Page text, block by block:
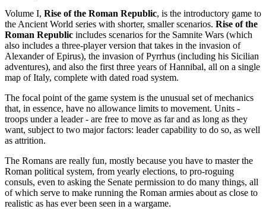
Volume I, Rise of the Roman Republic, is the introductory game to
the Ancient World series with shorter, smaller scenarios. Rise of the
Roman Republic includes scenarios for the Samnite Wars (which
also includes a three-player version that takes in the invasion of
Alexander of Epirus), the invasion of Pyrrhus (including his Sicilian
adventures), and also the first three years of Hannibal, all on a single
map of Italy, complete with dated road system.
The focal point of the game system is the unusual set of mechanics
that, in essence, have no allowance limits to movement. Units -
troops under a leader - are free to move as far and as long as they
want, subject to two major factors: leader capability to do so, as well
as attrition.
The Romans are really fun, mostly because you have to master the
Roman political system, from yearly elections, to pro-roguing
consuls, even to asking the Senate permission to do many things, all
of which serve to make running the Roman armies about as close to
realistic as has ever been seen in a wargame.